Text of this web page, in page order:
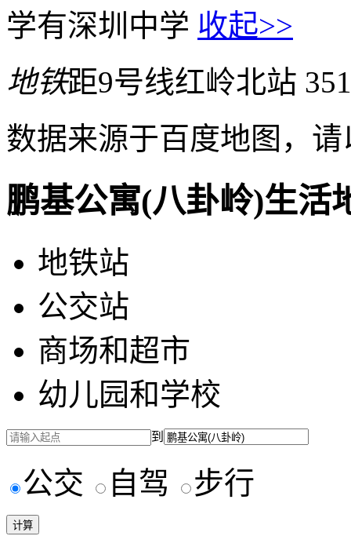
学有深圳中学 收起>>
地铁距9号线红岭北站
数据来源于百度地图，
鹏基公寓(八卦岭)生活
地铁站
公交站
商场和超市
幼儿园和学校
到
公交 自驾 步行